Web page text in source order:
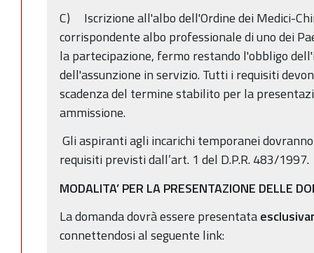
C) Iscrizione all'albo dell'Ordine dei Medici-
corrispondente albo professionale di uno dei
la partecipazione, fermo restando l'obbligo
dell'assunzione in servizio. Tutti i requisiti
scadenza del termine stabilito per la
ammissione.
Gli aspiranti agli incarichi temporanei
requisiti previsti dall’art. 1 del D.P.R. 483/1997.
MODALITA’ PER LA PRESENTAZIONE DELLE
La domanda dovrà essere presentata
connettendosi al seguente link: